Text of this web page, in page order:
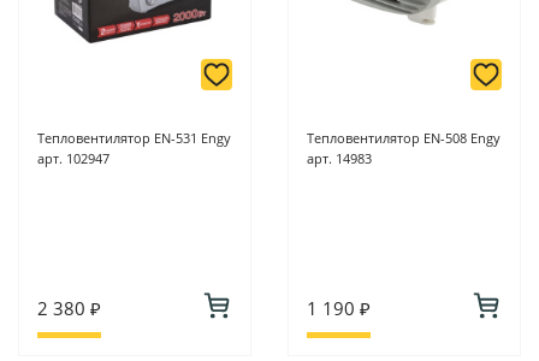
Тепловентилятор EN-531 Engy
арт. 102947
2 380 ₽
Тепловентилятор EN-508 Engy
арт. 14983
1 190 ₽